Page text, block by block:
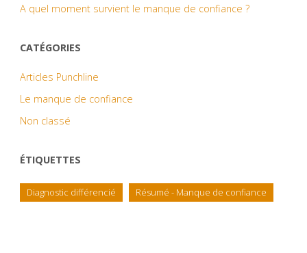
A quel moment survient le manque de confiance ?
CATÉGORIES
Articles Punchline
Le manque de confiance
Non classé
ÉTIQUETTES
Diagnostic différencié Résumé - Manque de confiance